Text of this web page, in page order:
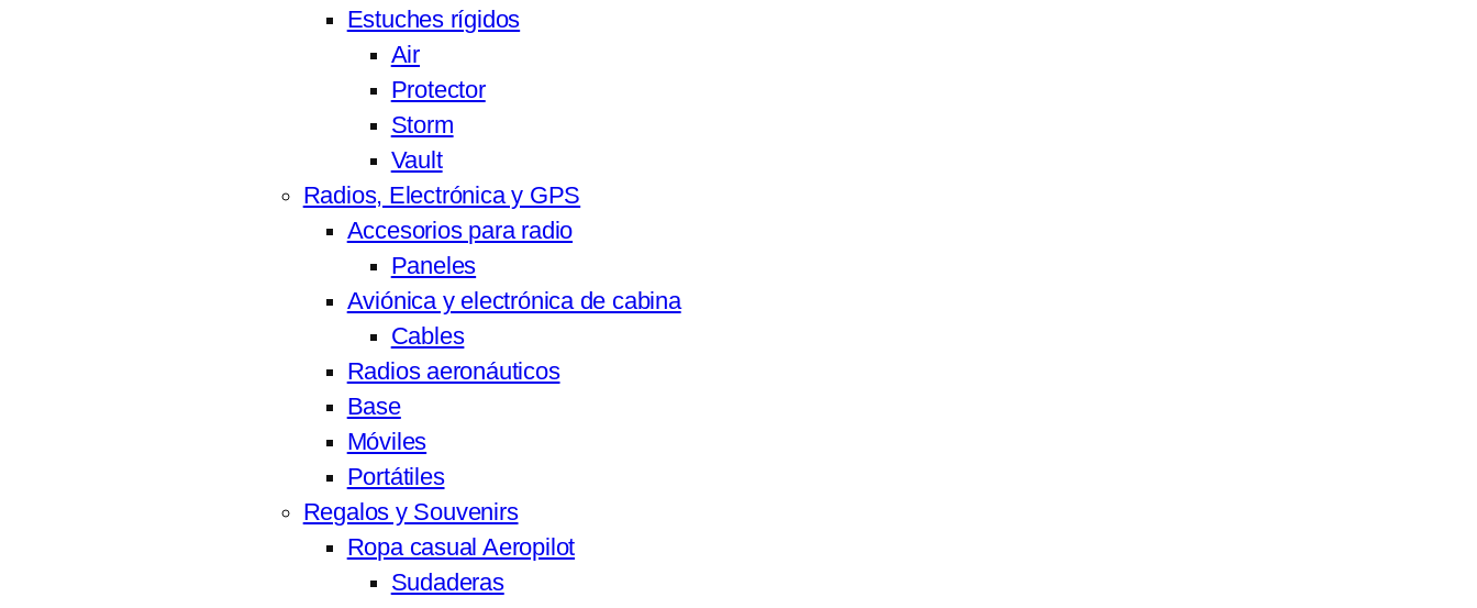
Estuches rígidos
Air
Protector
Storm
Vault
Radios, Electrónica y GPS
Accesorios para radio
Paneles
Aviónica y electrónica de cabina
Cables
Radios aeronáuticos
Base
Móviles
Portátiles
Regalos y Souvenirs
Ropa casual Aeropilot
Sudaderas